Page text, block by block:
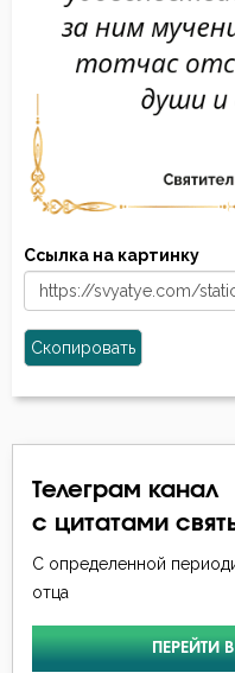
Ссылка на картинку
Скопировать
Телеграм канал
с цитатами
С определенной
отца
ПЕРЕЙТИ